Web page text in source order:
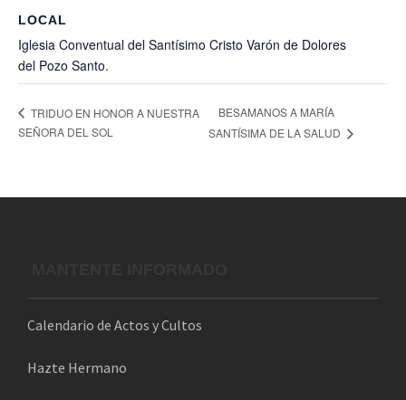
LOCAL
Iglesia Conventual del Santísimo Cristo Varón de Dolores
del Pozo Santo.
TRIDUO EN HONOR A NUESTRA
SEÑORA DEL SOL
BESAMANOS A MARÍA
SANTÍSIMA DE LA SALUD
Calendario de Actos y Cultos
Hazte Hermano